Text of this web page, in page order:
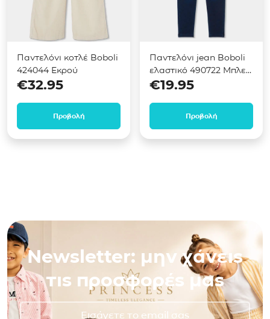
Παντελόνι κοτλέ Boboli
424044 Εκρού
€32.95
Προβολή
Παντελόνι jean Boboli
ελαστικό 490722 Μπλε
σκούρο
€19.95
Προβολή
Newsletter: μην χάνεις
τις προσφορές μας